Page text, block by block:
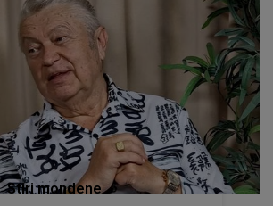
Stiri mondene